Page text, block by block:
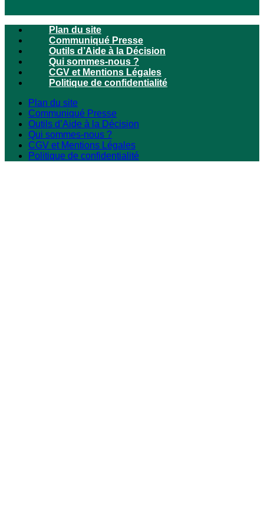
Plan du site
Communiqué Presse
Outils d’Aide à la Décision
Qui sommes-nous ?
CGV et Mentions Légales
Politique de confidentialité
Plan du site
Communiqué Presse
Outils d’Aide à la Décision
Qui sommes-nous ?
CGV et Mentions Légales
Politique de confidentialité